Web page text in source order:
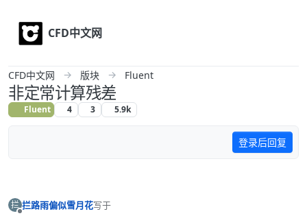
CFD中文网
CFD中文网 版块 Fluent
非定常计算残差
Fluent 4 3 5.9k
登录后回复
拦 拦路雨偏似雪月花写于
最后由 编辑